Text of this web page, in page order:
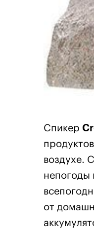
Спикер
воздухе.
непогоды
от